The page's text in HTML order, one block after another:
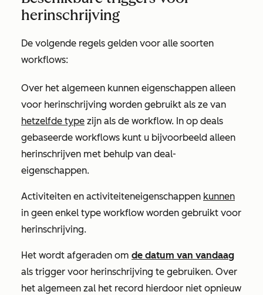
herinschrijving
De volgende regels gelden voor alle soorten
workflows:
Over het algemeen kunnen eigenschappen alleen
voor herinschrijving worden gebruikt als ze van
hetzelfde type zijn als de workflow. In op deals
gebaseerde workflows kunt u bijvoorbeeld alleen
herinschrijven met behulp van deal-
eigenschappen.
Activiteiten en activiteiteneigenschappen kunnen
in geen enkel type workflow worden gebruikt voor
herinschrijving.
Het wordt afgeraden om de datum van vandaag
als trigger voor herinschrijving te gebruiken. Over
het algemeen zal het record hierdoor niet opnieuw